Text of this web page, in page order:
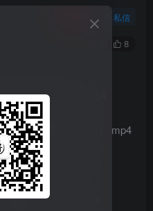
私信
8
播2023.08.07）.mp4
法（直播2023.08.08）.mp4
2023.08.09）.mp4
2023.08.10）.mp4